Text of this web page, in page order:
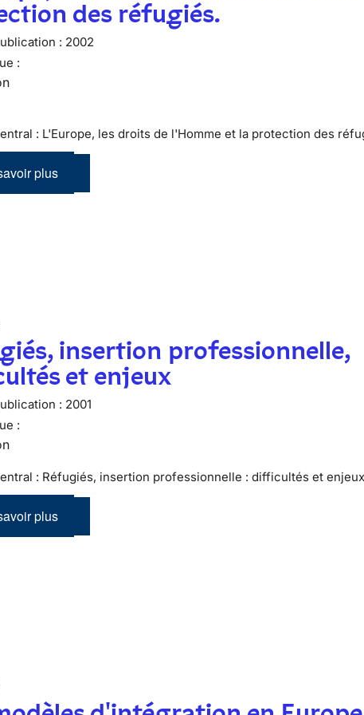
des réfugiés.
: 2002
:
: L'Europe, les droits de l'Homme et la protection des
plus
insertion professionnelle,
et enjeux
: 2001
:
: Réfugiés, insertion professionnelle : difficultés et
plus